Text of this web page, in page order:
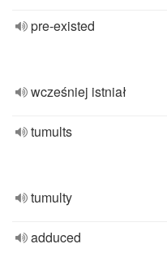
pre-existed
wcześniej istniał
tumults
tumulty
adduced